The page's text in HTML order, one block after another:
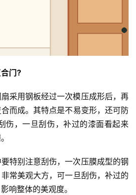
门?
采用钢板经过一次模压成形后，再
而成。其特点是不易变形，还可防
伤，一旦刮伤，补过的漆面看起来
特别注意刮伤，一次压膜成型的钢
常美观大方，可一旦刮伤，补过的
响整体的美观度。